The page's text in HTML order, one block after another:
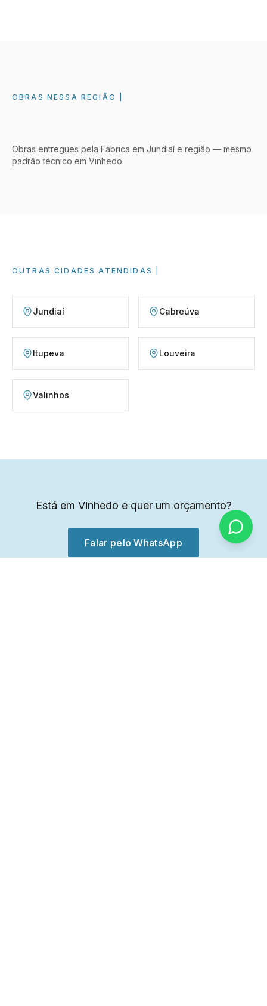
OBRAS NESSA REGIÃO
Obras entregues pela Fábrica em Jundiaí e região — mesmo
padrão técnico em Vinhedo.
OUTRAS CIDADES ATENDIDAS
Jundiaí Cabreúva
Itupeva Louveira
Valinhos
Está em Vinhedo e quer um orçamento?
Falar pelo WhatsApp